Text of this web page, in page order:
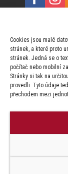
Cookies jsou malé
stránek, a které proto
stránek. Jedná se o
počítač nebo mobilní
Stránky si tak na
provedli. Tyto údaje
přechodem mezi
Vinohradská
Za
Factory s.r.o.